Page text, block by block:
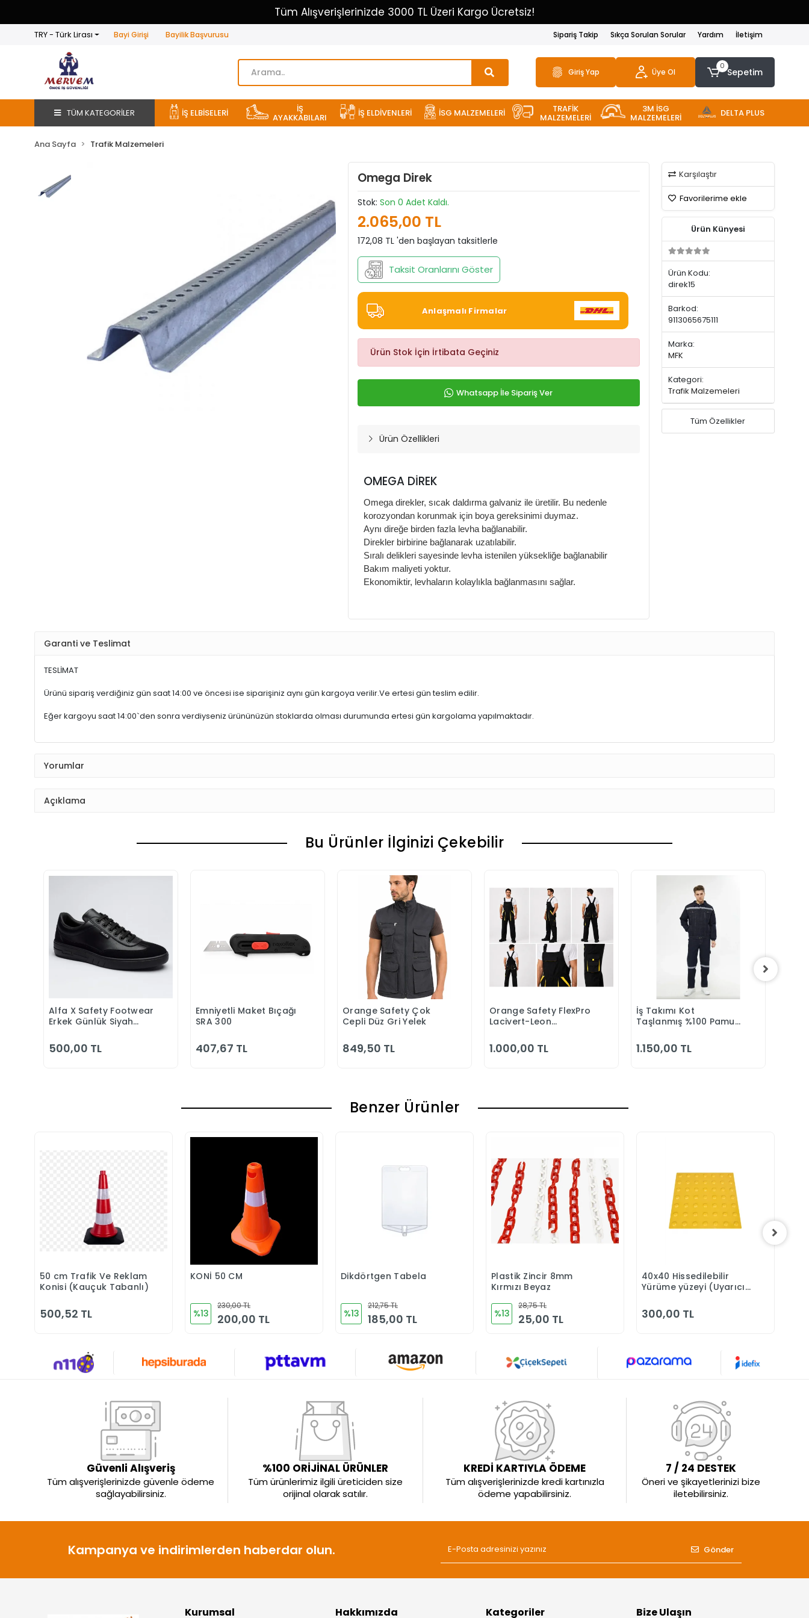
Tüm Alışverişlerinizde 3000 TL Üzeri Kargo Ücretsiz!
TRY - Türk Lirası Bayi Girişi Bayilik Başvurusu Sipariş Takip Sıkça Sorulan Sorular Yardım İletişim
Giriş Yap Üye Ol
0
Sepetim
TÜM KATEGORİLER İŞ ELBİSELERİ İŞ
AYAKKABILARI İŞ ELDİVENLERİ İSG MALZEMELERİ TRAFİK
MALZEMELERİ
3M İSG
MALZEMELERİ DELTA PLUS
Ana Sayfa Trafik Malzemeleri
Omega Direk
Stok: Son 0 Adet Kaldı.
2.065,00 TL
172,08 TL 'den başlayan taksitlerle
Taksit Oranlarını Göster
Anlaşmalı Firmalar
Ürün Stok İçin İrtibata Geçiniz
Whatsapp İle Sipariş Ver
Ürün Özellikleri
OMEGA DİREK
Omega direkler, sıcak daldırma galvaniz ile üretilir. Bu nedenle
korozyondan korunmak için boya gereksinimi duymaz.
Aynı direğe birden fazla levha bağlanabilir.
Direkler birbirine bağlanarak uzatılabilir.
Sıralı delikleri sayesinde levha istenilen yüksekliğe bağlanabilir
Bakım maliyeti yoktur.
Ekonomiktir, levhaların kolaylıkla bağlanmasını sağlar.
Karşılaştır
Favorilerime ekle
Ürün Künyesi
Ürün Kodu:
direk15
Barkod:
9113065675111
Marka:
MFK
Kategori:
Trafik Malzemeleri
Tüm Özellikler
Garanti ve Teslimat
TESLİMAT
Ürünü sipariş verdiğiniz gün saat 14:00 ve öncesi ise siparişiniz aynı gün kargoya verilir.Ve ertesi gün teslim edilir.
Eğer kargoyu saat 14:00`den sonra verdiyseniz ürününüzün stoklarda olması durumunda ertesi gün kargolama yapılmaktadır.
Yorumlar
Açıklama
Bu Ürünler İlginizi Çekebilir
Sepete Ekle
Alfa X Safety Footwear
Erkek Günlük Siyah
500,00 TL
Sepete Ekle
Emniyetli Maket Bıçağı
SRA 300
407,67 TL
Sepete Ekle
Orange Safety Çok
Cepli Düz Gri Yelek
849,50 TL
Sepete Ekle
Orange Safety FlexPro
Lacivert-Leon
1.000,00 TL
Sepete Ekle
İş Takımı Kot
Taşlanmış %100 Pamuk
Yazlık
1.150,00 TL
Benzer Ürünler
Sepete Ekle
50 cm Trafik Ve Reklam
Konisi (Kauçuk Tabanlı)
500,52 TL
Sepete Ekle
KONİ 50 CM
%13
230,00 TL
200,00 TL
Sepete Ekle
Dikdörtgen Tabela
%13
212,75 TL
185,00 TL
Sepete Ekle
Plastik Zincir 8mm
Kırmızı Beyaz
%13
28,75 TL
25,00 TL
Sepete Ekle
40x40 Hissedilebilir
Yürüme yüzeyi (Uyarıcı
300,00 TL
Güvenli Alışveriş
Tüm alışverişlerinizde güvenle ödeme
sağlayabilirsiniz.
%100 ORİJİNAL ÜRÜNLER
Tüm ürünlerimiz ilgili üreticiden size
orijinal olarak satılır.
KREDİ KARTIYLA ÖDEME
Tüm alışverişlerinizde kredi kartınızla
ödeme yapabilirsiniz.
7 / 24 DESTEK
Öneri ve şikayetlerinizi bize
iletebilirsiniz.
Kampanya ve indirimlerden haberdar olun. Gönder
Kurumsal Hakkımızda Kategoriler Bize Ulaşın